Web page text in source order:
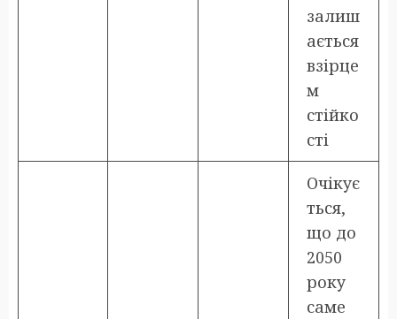
залиш
ається
взірце
м
стійко
сті
Очікує
ться,
що до
2050
року
саме